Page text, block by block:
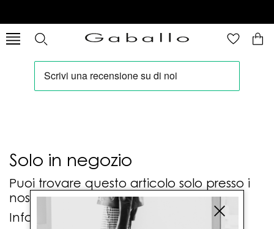
Solo in negozio
Puoi trovare questo articolo solo presso i
nostri punti vendita:
Info contatti